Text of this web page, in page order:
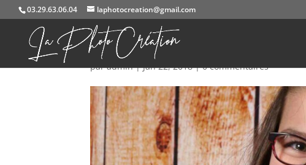
03.29.63.06.04 laphotocreation@gmail.com
portraits-enfants (125)
paradmin|Jan 22, 2018|0 commentaires